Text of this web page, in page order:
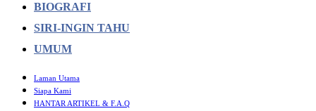
BIOGRAFI
SIRI-INGIN TAHU
UMUM
Laman Utama
Siapa Kami
HANTAR ARTIKEL & F.A.Q